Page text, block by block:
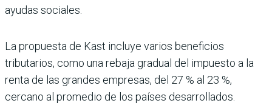
ayudas sociales.
La propuesta de Kast incluye varios beneficios
tributarios, como una rebaja gradual del impuesto a la
renta de las grandes empresas, del 27 % al 23 %,
cercano al promedio de los países desarrollados.